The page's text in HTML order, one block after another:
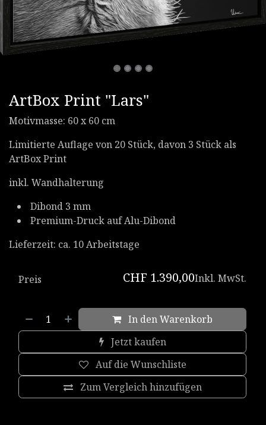
ArtBox Print "Lars"
Motivmasse: 60 x 60 cm
Limitierte Auflage von 20 Stück, davon 3 Stück als
ArtBox Print
inkl. Wandhalterung
Dibond 3 mm
Premium-Druck auf Alu-Dibond
Lieferzeit: ca. 10 Arbeitstage
In den Warenkorb
Jetzt kaufen
Zum Vergleich hinzufügen
Auf die Wunschliste
Preis CHF 1.390,00Inkl. MwSt.